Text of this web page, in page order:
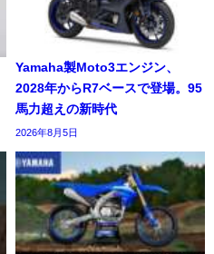
Yamaha製Moto3エンジン、
2028年からR7ベースで登場。95
馬力超えの新時代
2026年8月5日